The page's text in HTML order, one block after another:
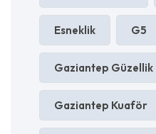
Esneklik G5
Gaziantep Güzellik
Gaziantep Kuaför